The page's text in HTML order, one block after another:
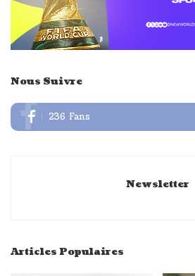
Nous Suivre
236 Fans
Newsletter
Articles Populaires